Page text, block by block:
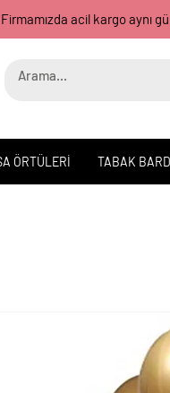
acil kargo
ÖRTÜLERİ TABAK